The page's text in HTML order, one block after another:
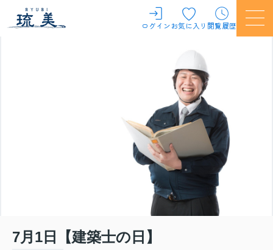
ログインお気に入り 閲覧履歴
7月1日【建築士の日】